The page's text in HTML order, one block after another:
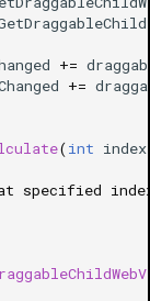
+=
+=
(int index
specified